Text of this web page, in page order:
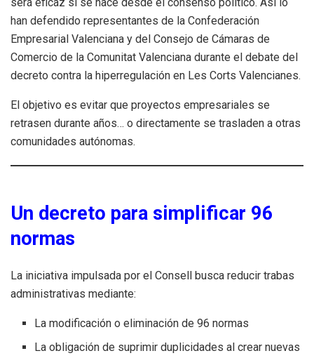
será eficaz si se hace desde el consenso político. Así lo
han defendido representantes de la Confederación
Empresarial Valenciana y del Consejo de Cámaras de
Comercio de la Comunitat Valenciana durante el debate del
decreto contra la hiperregulación en Les Corts Valencianes.
El objetivo es evitar que proyectos empresariales se
retrasen durante años… o directamente se trasladen a otras
comunidades autónomas.
Un decreto para simplificar 96
normas
La iniciativa impulsada por el Consell busca reducir trabas
administrativas mediante:
La modificación o eliminación de 96 normas
La obligación de suprimir duplicidades al crear nuevas